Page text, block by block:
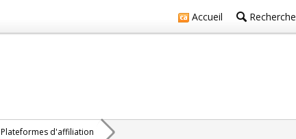
Accueil Recherche
Plateformes d'affiliation